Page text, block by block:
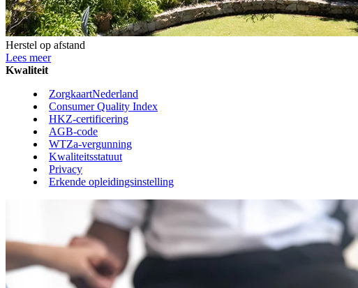
Herstel op afstand
Lees meer
Kwaliteit
ZorgkaartNederland
Consumer Quality Index
HKZ-certificering
AGB-code
WTZa-vergunning
Kwaliteitsstatuut
Privacy
Erkende opleidingsinstelling